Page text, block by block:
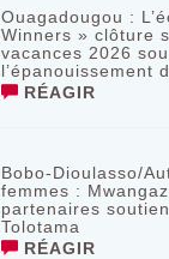
Ouagadougou :
Winners » clôture
vacances 2026
l’épanouissement
RÉAGIR
Bobo-Dioulasso/
femmes :
partenaires
Tolotama
RÉAGIR